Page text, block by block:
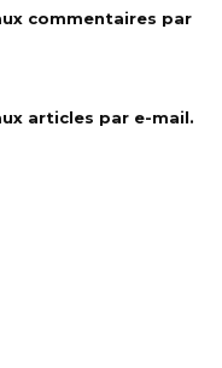
commentaires par
articles par e-mail.